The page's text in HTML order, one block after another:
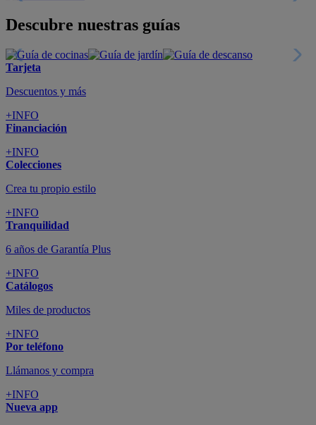
Descubre nuestras guías
Tarjeta
Descuentos y más
+INFO
Financiación
+INFO
Colecciones
Crea tu propio estilo
+INFO
Tranquilidad
6 años de Garantía Plus
+INFO
Catálogos
Miles de productos
+INFO
Por teléfono
Llámanos y compra
+INFO
Nueva app